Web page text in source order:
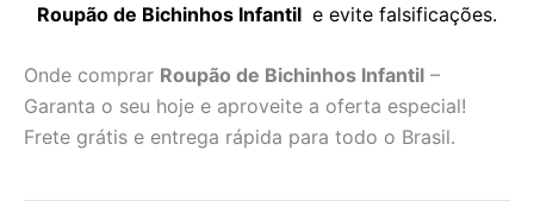
Roupão de Bichinhos Infantil e evite falsificações.
Onde comprar Roupão de Bichinhos Infantil –
Garanta o seu hoje e aproveite a oferta especial!
Frete grátis e entrega rápida para todo o Brasil.